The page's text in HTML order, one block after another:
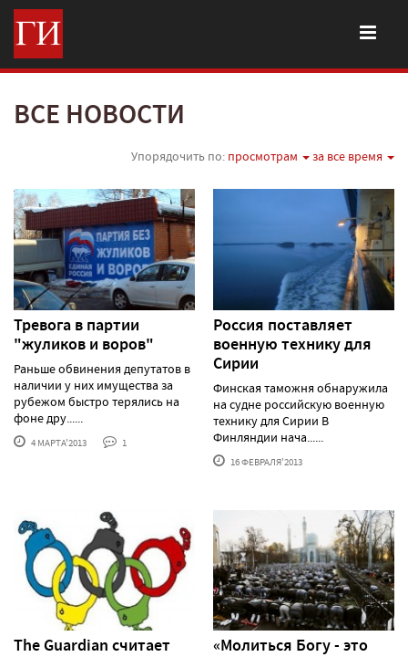
ВСЕ НОВОСТИ
Упорядочить по: просмотрам за все время
Тревога в партии
"жуликов и воров"
Раньше обвинения депутатов в
наличии у них имущества за
рубежом быстро терялись на
фоне дру......
4 МАРТА'2013 1
Россия поставляет
военную технику для
Сирии
Финская таможня обнаружила
на судне российскую военную
технику для Сирии В
Финляндии нача......
16 ФЕВРАЛЯ'2013
The Guardian считает
«Молиться Богу - это